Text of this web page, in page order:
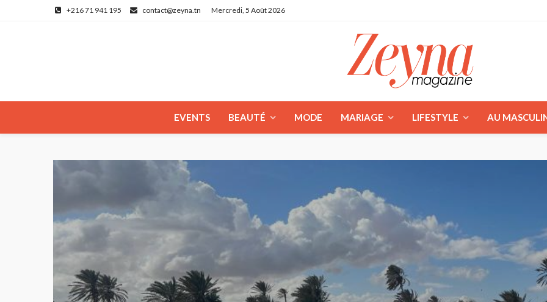
+216 71 941 195 contact@zeyna.tn Mercredi, 5 Août 2026
EVENTS BEAUTÉ MODE MARIAGE LIFESTYLE AU